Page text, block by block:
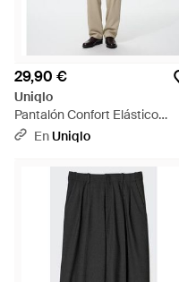
29,90 €
Uniqlo
Pantalón Confort Elástico
Tobillero (Largo) - Neutro
EnUniqlo